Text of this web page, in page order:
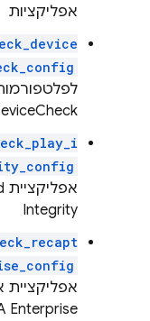
אפליקציות
Integrity
Enterprise